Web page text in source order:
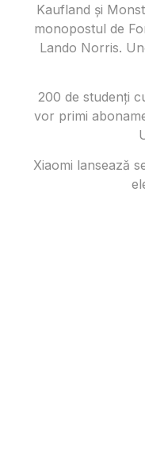
Kaufland și
monopostul de
Lando Norris.
200 de studenți
vor primi
Xiaomi lansează